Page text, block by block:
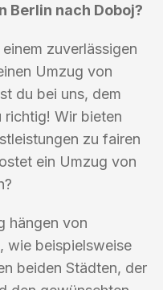
Berlin nach Doboj?
zuverlässigen
Umzug von
du bei uns, dem
richtig! Wir bieten
zu fairen
ein Umzug von
hängen von
wie beispielsweise
beiden Städten, der